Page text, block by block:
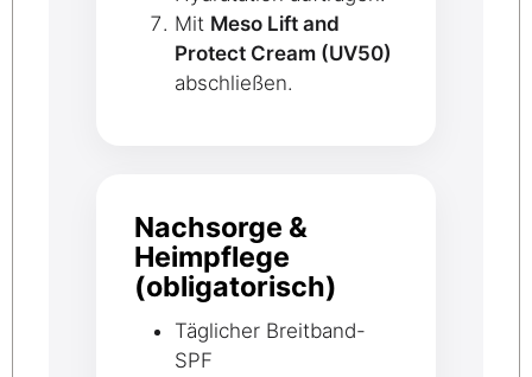
Mit Meso Lift and
Protect Cream (UV50)
abschließen.
Nachsorge &
Heimpflege
(obligatorisch)
Täglicher Breitband-
SPF